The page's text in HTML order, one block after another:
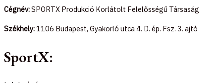
Cégnév:SPORTX Produkció Korlátolt Felelősségű Társaság
Székhely:1106 Budapest, Gyakorló utca 4. D. ép. Fsz. 3. ajtó
SportX: